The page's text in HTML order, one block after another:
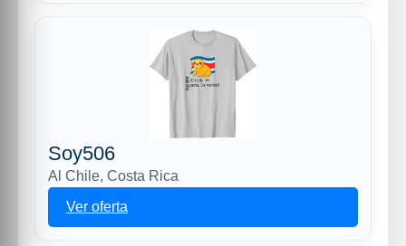
Soy506
Al Chile, Costa Rica
Ver oferta